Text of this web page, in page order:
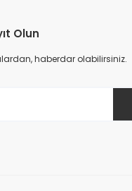
Olun
haberdar olabilirsiniz.